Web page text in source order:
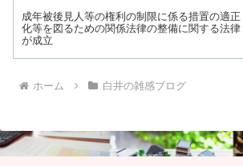
成年被後見人等の権利の制限に係る措置の適正
化等を図るための関係法律の整備に関する法律
が成立
ホーム 白井の雑感ブログ